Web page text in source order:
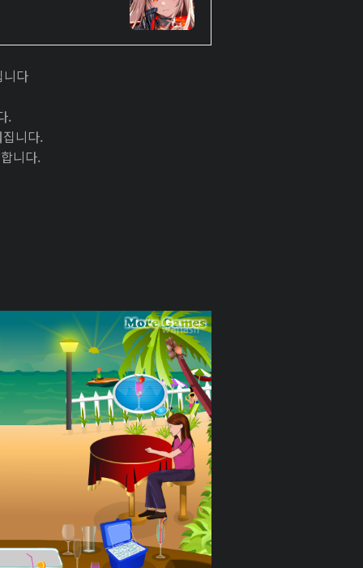
다
.
니다.
니다.